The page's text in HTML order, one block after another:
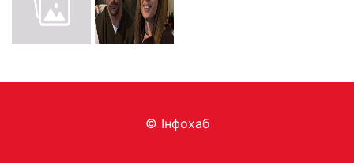
© Інфохаб